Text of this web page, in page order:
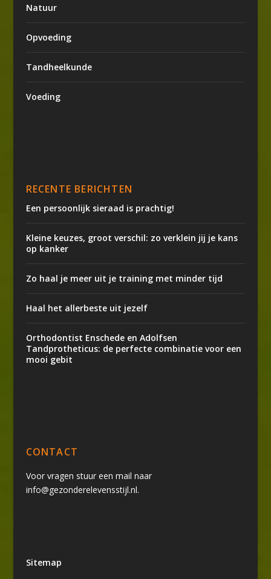
Natuur
Opvoeding
Tandheelkunde
Voeding
RECENTE BERICHTEN
Een persoonlijk sieraad is prachtig!
Kleine keuzes, groot verschil: zo verklein jij je kans
op kanker
Zo haal je meer uit je training met minder tijd
Haal het allerbeste uit jezelf
Orthodontist Enschede en Adolfsen
Tandprotheticus: de perfecte combinatie voor een
mooi gebit
CONTACT
Voor vragen stuur een mail naar
info@gezonderelevensstijl.nl.
Sitemap